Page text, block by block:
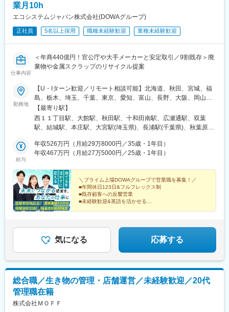
業月10h
エコシステムジャパン株式会社(DOWAグループ)
正社員 5名以上採用 職種未経験歓迎 業種未経験歓迎
仕事内容
＜年商440億円！官公庁や大手メーカーと安定取引／9割既存＞廃
棄物や金属スクラップのリサイクル提案
勤務地
【U・Iターン歓迎／リモート相談可能】北海道、秋田、宮城、福
島、栃木、埼玉、千葉、東京、愛知、富山、長野、大阪、岡山、
山口、福岡、熊本、沖縄のいずれかの営業所にて勤務いただきま
す。一部自動車通勤可能なオフィスもあり！＜★最優先で面接し
ます！注力採用中の勤務地＞・福島県：双葉郡大熊町・千葉県：
の他募集中の拠点＞・秋田県：大館市、秋田市、鹿角郡小坂町・
大阪府：大阪市※受動喫煙対策あり（屋内全面禁煙）＼インタビュ
に誘われても「ぜひ行きたい」と思えるほど雰囲気が良いです
（実際は誘われません）。こうした環境は、入社前の予想以上に
自分にとっての安心材料になりました。（Rさん／2024年9月入
社）
【最寄り駅】
西１１丁目駅、大館駅、秋田駅、十和田南駅、広瀬通駅、双葉
駅、結城駅、本庄駅、大宮駅(埼玉県)、長浦駅(千葉県)、秋葉原
おかでんミュージアム駅、徳山駅、祇園駅(福岡県)、松橋駅、美栄
橋駅、中央区役所前駅、勾当台公園駅、末広町駅(東京都)、丸の内
県)、西８丁目駅、青葉通一番町駅、岩本町駅、末広町駅(富山
県)、国際センター駅、西梅田駅、櫛田神社前駅
給与
年収526万円（月給29万8000円／35歳・1年目）
年収467万円（月給27万5000円／25歳・1年目）
＼プライム上場DOWAグループで営業職を募集！／
■年間休日123日&フルフレックス制
■既存顧客への反響営業
■未経験歓迎&英語を活かせる
■定着率95%以上
気になる 応募する
総合職／生き物の管理・店舗運営／未経験歓迎／20代
管理職在籍
株式会社ＭＯＦＦ